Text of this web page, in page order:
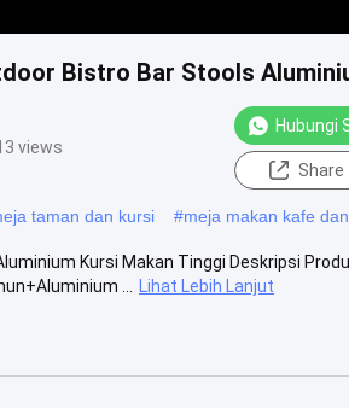
Bistro Bar Stools
views
Hubungi
Share
taman dan kursi #meja makan kafe
Kursi Makan Tinggi Deskripsi
...
Lihat Lebih Lanjut